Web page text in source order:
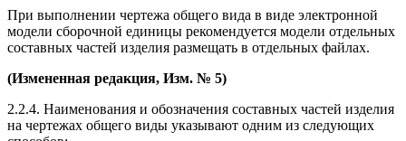
При выполнении чертежа общего вида в виде электронной
модели сборочной единицы рекомендуется модели отдельных
составных частей изделия размещать в отдельных файлах.
(Измененная редакция, Изм. № 5)
2.2.4. Наименования и обозначения составных частей изделия
на чертежах общего виды указывают одним из следующих